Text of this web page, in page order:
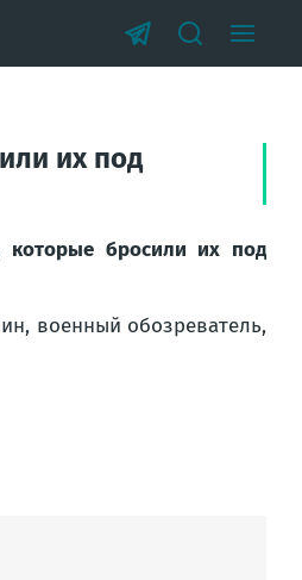
их под
которые бросили их под
военный обозреватель,